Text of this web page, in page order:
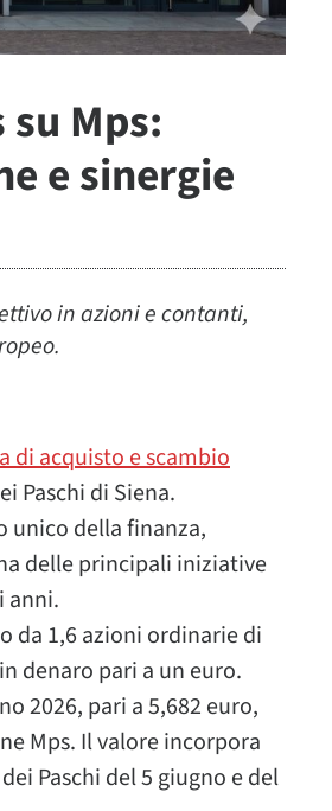
Mps:
e sinergie
in azioni e contanti,
di acquisto e scambio
Paschi di Siena.
unico della finanza,
delle principali iniziative
anni.
da 1,6 azioni ordinarie di
denaro pari a un euro.
2026, pari a 5,682 euro,
Mps. Il valore incorpora
Paschi del 5 giugno e del